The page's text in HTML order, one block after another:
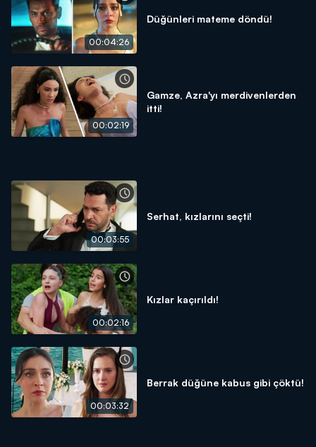
00:04:26
Düğünleri mateme döndü!
00:02:19
Gamze, Azra'yı merdivenlerden
itti!
00:03:55
Serhat, kızlarını seçti!
00:02:16
Kızlar kaçırıldı!
00:03:32
Berrak düğüne kabus gibi çöktü!